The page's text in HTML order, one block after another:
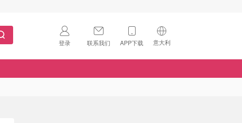
登录 联系我们 APP下载 意大利
🇺🇸